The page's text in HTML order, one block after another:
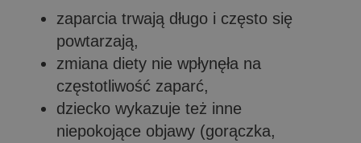
zaparcia trwają długo i często się
powtarzają,
zmiana diety nie wpłynęła na
częstotliwość zaparć,
dziecko wykazuje też inne
niepokojące objawy (gorączka,